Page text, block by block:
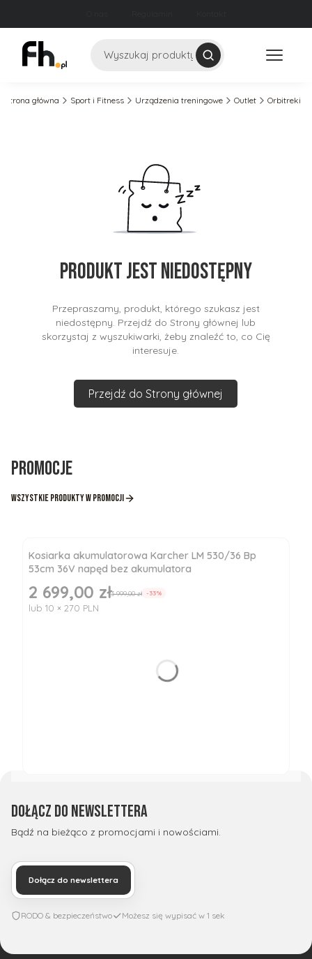
Szukaj
Strona główna Sport i Fitness Urządzenia treningowe Outlet Orbitreki
Produkt jest niedostępny
Przepraszamy, produkt, którego szukasz jest
niedostępny. Przejdź do Strony głównej lub
skorzystaj z wyszukiwarki, żeby znaleźć to, co Cię
interesuje.
Przejdź do Strony głównej
Promocje
Wszystkie produkty w promocji
Kosiarka akumulatorowa Karcher LM 530/36 Bp
53cm 36V napęd bez akumulatora
Cena promocyjna
2 699,00 zł3 999,00 zł -33%
lub 10 × 270 PLN
Dołącz do newslettera
Bądź na bieżąco z promocjami i nowościami.
Dołącz do newslettera
RODO & bezpieczeństwo Możesz się wypisać w 1 sek